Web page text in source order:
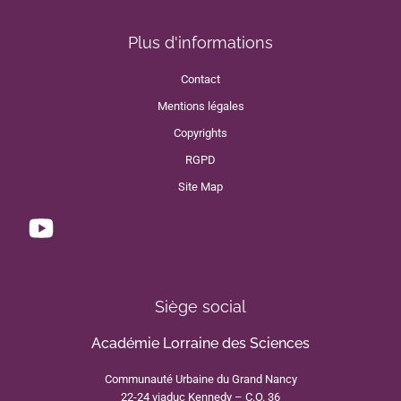
Plus d'informations
Contact
Mentions légales
Copyrights
RGPD
Site Map
Siège social
Académie Lorraine des Sciences
Communauté Urbaine du Grand Nancy
22-24 viaduc Kennedy – C.O. 36